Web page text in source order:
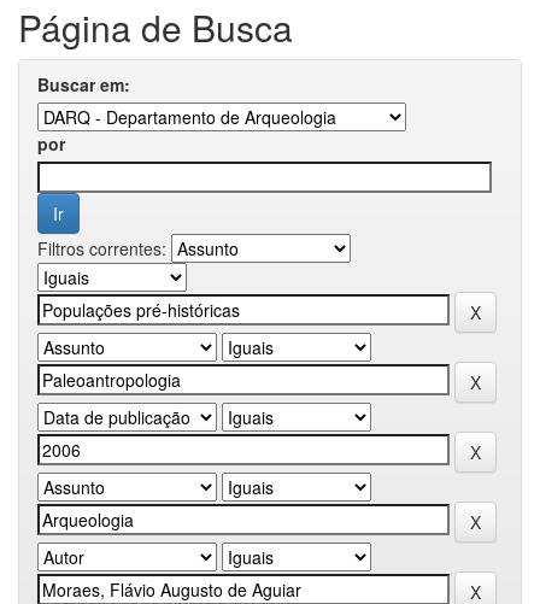
Página de Busca
Buscar em:
por
Filtros correntes: